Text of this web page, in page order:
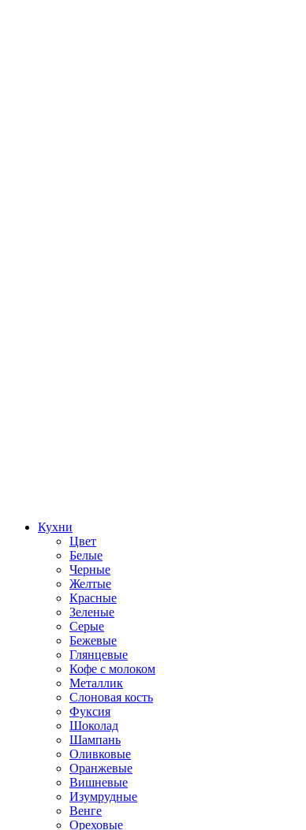
Кухни
Цвет
Белые
Черные
Желтые
Красные
Зеленые
Серые
Бежевые
Глянцевые
Кофе с молоком
Металлик
Слоновая кость
Фуксия
Шоколад
Шампань
Оливковые
Оранжевые
Вишневые
Изумрудные
Венге
Ореховые